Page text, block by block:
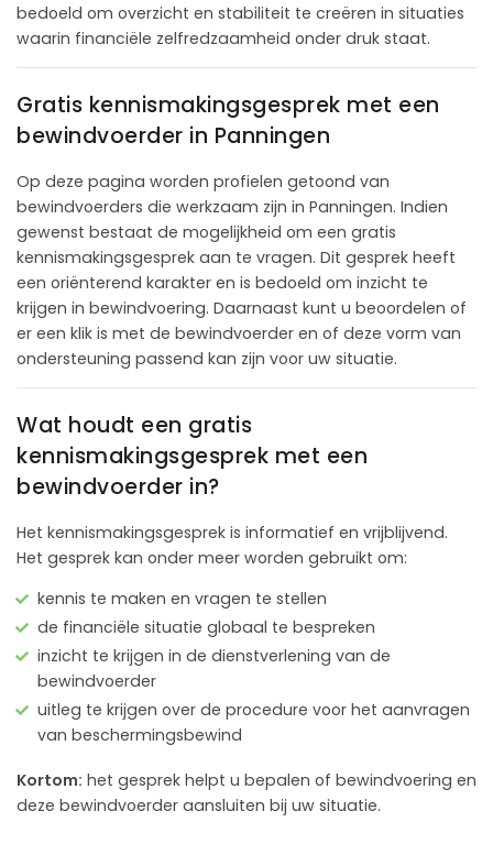
bedoeld om overzicht en stabiliteit te creëren in situaties
waarin financiële zelfredzaamheid onder druk staat.
Gratis kennismakingsgesprek met een
bewindvoerder in Panningen
Op deze pagina worden profielen getoond van
bewindvoerders die werkzaam zijn in Panningen. Indien
gewenst bestaat de mogelijkheid om een gratis
kennismakingsgesprek aan te vragen. Dit gesprek heeft
een oriënterend karakter en is bedoeld om inzicht te
krijgen in bewindvoering. Daarnaast kunt u beoordelen of
er een klik is met de bewindvoerder en of deze vorm van
ondersteuning passend kan zijn voor uw situatie.
Wat houdt een gratis
kennismakingsgesprek met een
bewindvoerder in?
Het kennismakingsgesprek is informatief en vrijblijvend.
Het gesprek kan onder meer worden gebruikt om:
kennis te maken en vragen te stellen
de financiële situatie globaal te bespreken
inzicht te krijgen in de dienstverlening van de
bewindvoerder
uitleg te krijgen over de procedure voor het aanvragen
van beschermingsbewind
Kortom: het gesprek helpt u bepalen of bewindvoering en
deze bewindvoerder aansluiten bij uw situatie.